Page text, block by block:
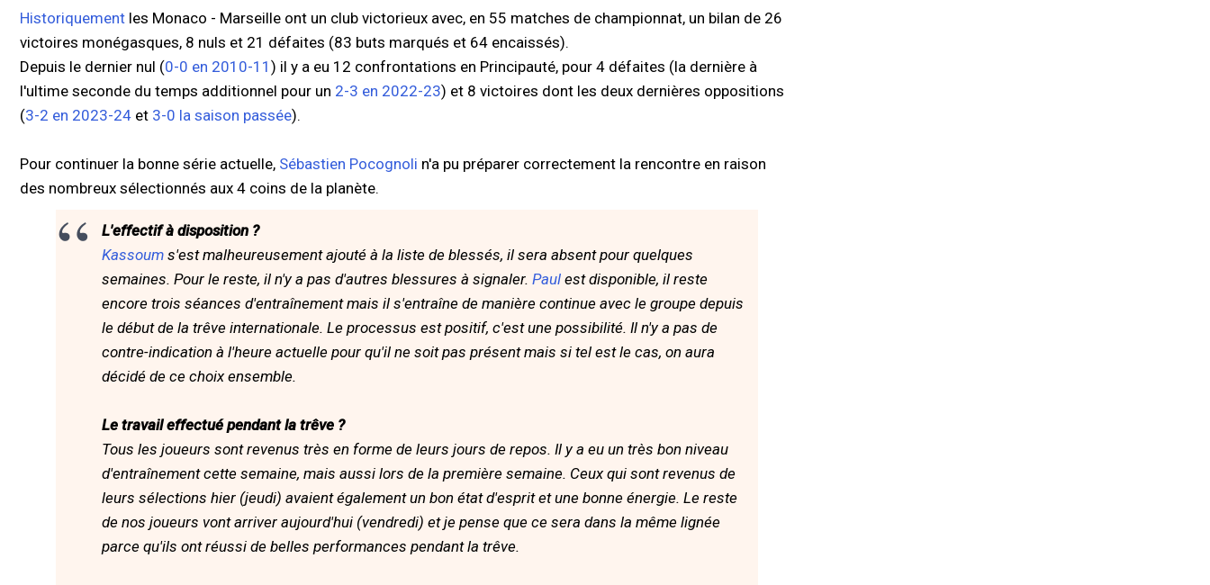
Historiquement les Monaco - Marseille ont un club victorieux avec, en 55 matches de championnat, un bilan de 26
victoires monégasques, 8 nuls et 21 défaites (83 buts marqués et 64 encaissés).
Depuis le dernier nul (0-0 en 2010-11 ) il y a eu 12 confrontations en Principauté, pour 4 défaites (la dernière à
l'ultime seconde du temps additionnel pour un 2-3 en 2022-23) et 8 victoires dont les deux dernières oppositions
(3-2 en 2023-24 et 3-0 la saison passée).
Pour continuer la bonne série actuelle, Sébastien Pocognoli n'a pu préparer correctement la rencontre en raison
des nombreux sélectionnés aux 4 coins de la planète.
L'effectif à disposition ?
Kassoum s'est malheureusement ajouté à la liste de blessés, il sera absent pour quelques
semaines. Pour le reste, il n'y a pas d'autres blessures à signaler. Paul est disponible, il reste
encore trois séances d'entraînement mais il s'entraîne de manière continue avec le groupe depuis
le début de la trêve internationale. Le processus est positif, c'est une possibilité. Il n'y a pas de
contre-indication à l'heure actuelle pour qu'il ne soit pas présent mais si tel est le cas, on aura
décidé de ce choix ensemble.
Le travail effectué pendant la trêve ?
Tous les joueurs sont revenus très en forme de leurs jours de repos. Il y a eu un très bon niveau
d'entraînement cette semaine, mais aussi lors de la première semaine. Ceux qui sont revenus de
leurs sélections hier (jeudi) avaient également un bon état d'esprit et une bonne énergie. Le reste
de nos joueurs vont arriver aujourd'hui (vendredi) et je pense que ce sera dans la même lignée
parce qu'ils ont réussi de belles performances pendant la trêve.